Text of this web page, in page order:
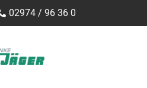
02974 / 96 36 0